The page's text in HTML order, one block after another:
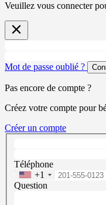
Veuillez vous connecter
Mot de passe oublié ?
Pas encore de compte ?
Créez votre compte pour
Créer un compte
Téléphone
+1
Question